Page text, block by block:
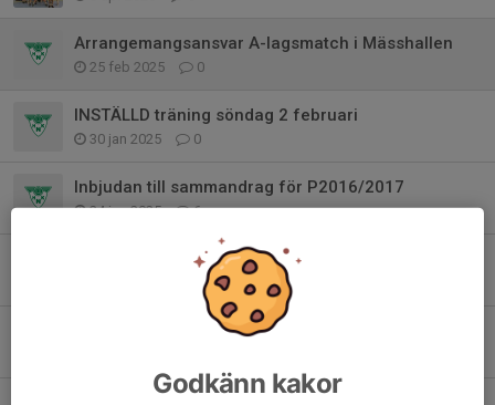
Arrangemangsansvar A-lagsmatch i Mässhallen
25 feb 2025 0
INSTÄLLD träning söndag 2 februari
30 jan 2025 0
Inbjudan till sammandrag för P2016/2017
24 jan 2025 6
Sammandrag P2016/2017 den 18 januari
Godkänn kakor